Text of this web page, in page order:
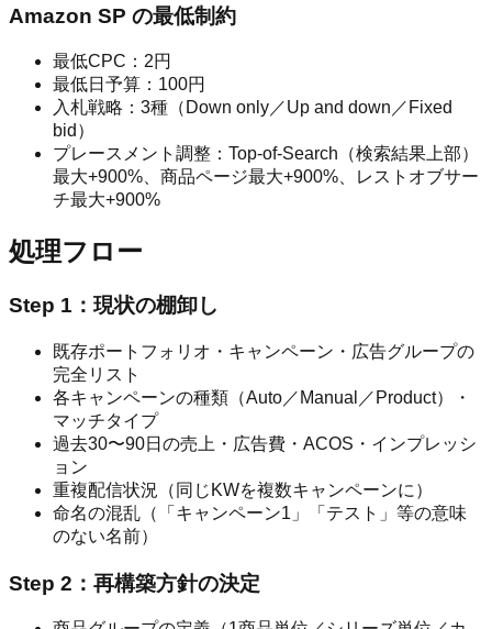
Amazon SP の最低制約
最低CPC：2円
最低日予算：100円
入札戦略：3種（Down only／Up and down／Fixed
bid）
プレースメント調整：Top-of-Search（検索結果上部）
最大+900%、商品ページ最大+900%、レストオブサー
チ最大+900%
処理フロー
Step 1：現状の棚卸し
既存ポートフォリオ・キャンペーン・広告グループの
完全リスト
各キャンペーンの種類（Auto／Manual／Product）・
マッチタイプ
過去30〜90日の売上・広告費・ACOS・インプレッシ
ョン
重複配信状況（同じKWを複数キャンペーンに）
命名の混乱（「キャンペーン1」「テスト」等の意味
のない名前）
Step 2：再構築方針の決定